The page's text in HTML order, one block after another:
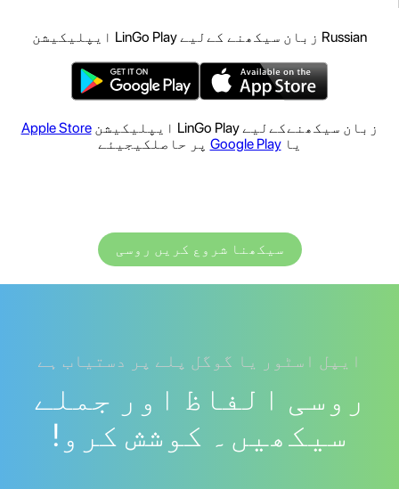
Russian زبان سیکھنے کےلیے LinGo Play ایپلیکیشن
زبان سیکھنےکےلیے LinGo Play ایپلیکیشن
Apple Store
یاGoogle Play پر حاصلکیجیئے
سیکھنا شروع کریں روسی
ایپل اسٹور یا گوگل پلے پر دستیاب ہے
روسی الفاظ اور جملے
سیکھیں۔ کوشش کرو!